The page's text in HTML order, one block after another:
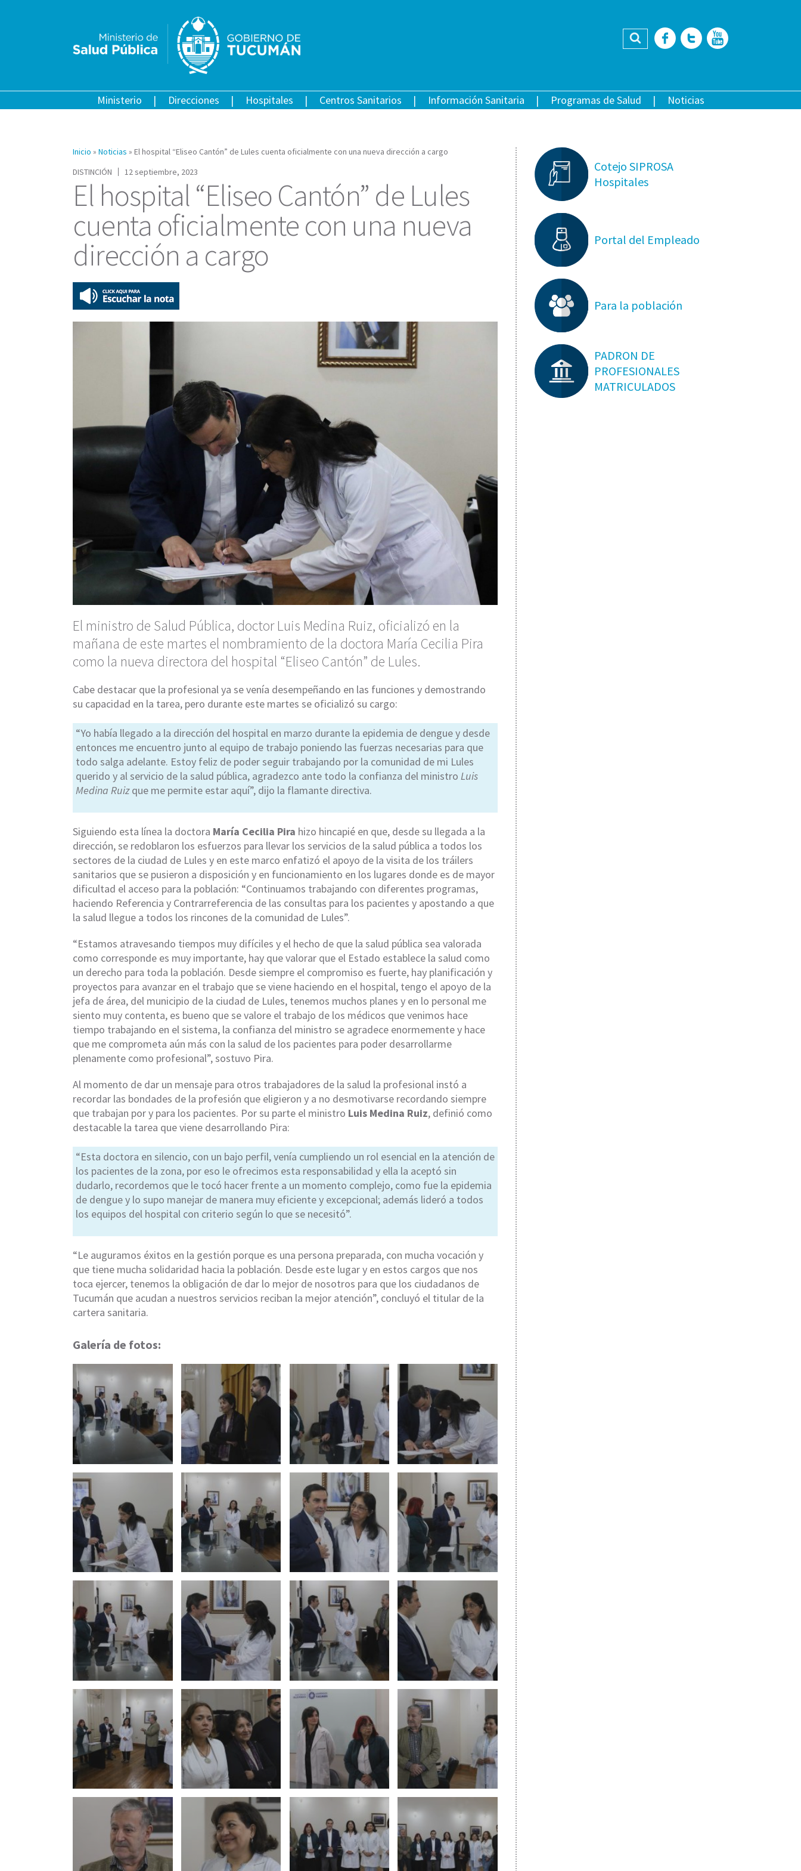
Buscar Facebook
Twitter
Ministerio Direcciones Hospitales Centros Sanitarios Información Sanitaria Programas de Salud Noticias
Inicio » Noticias » El hospital “Eliseo Cantón” de Lules cuenta oficialmente con una nueva dirección a cargo
DISTINCIÓN
12 septiembre, 2023
El hospital “Eliseo Cantón” de Lules
cuenta oficialmente con una nueva
dirección a cargo
El ministro de Salud Pública, doctor Luis Medina Ruiz, oficializó en la
mañana de este martes el nombramiento de la doctora María Cecilia Pira
como la nueva directora del hospital “Eliseo Cantón” de Lules.
Cabe destacar que la profesional ya se venía desempeñando en las funciones y demostrando
su capacidad en la tarea, pero durante este martes se oficializó su cargo:
“Yo había llegado a la dirección del hospital en marzo durante la epidemia de dengue y desde
entonces me encuentro junto al equipo de trabajo poniendo las fuerzas necesarias para que
todo salga adelante. Estoy feliz de poder seguir trabajando por la comunidad de mi Lules
querido y al servicio de la salud pública, agradezco ante todo la confianza del ministro Luis
Medina Ruizque me permite estar aquí”, dijo la flamante directiva.
Siguiendo esta línea la doctora María Cecilia Pira hizo hincapié en que, desde su llegada a la
dirección, se redoblaron los esfuerzos para llevar los servicios de la salud pública a todos los
sectores de la ciudad de Lules y en este marco enfatizó el apoyo de la visita de los tráilers
sanitarios que se pusieron a disposición y en funcionamiento en los lugares donde es de mayor
dificultad el acceso para la población: “Continuamos trabajando con diferentes programas,
haciendo Referencia y Contrarreferencia de las consultas para los pacientes y apostando a que
la salud llegue a todos los rincones de la comunidad de Lules”.
“Estamos atravesando tiempos muy difíciles y el hecho de que la salud pública sea valorada
como corresponde es muy importante, hay que valorar que el Estado establece la salud como
un derecho para toda la población. Desde siempre el compromiso es fuerte, hay planificación y
proyectos para avanzar en el trabajo que se viene haciendo en el hospital, tengo el apoyo de la
jefa de área, del municipio de la ciudad de Lules, tenemos muchos planes y en lo personal me
siento muy contenta, es bueno que se valore el trabajo de los médicos que venimos hace
tiempo trabajando en el sistema, la confianza del ministro se agradece enormemente y hace
que me comprometa aún más con la salud de los pacientes para poder desarrollarme
plenamente como profesional”, sostuvo Pira.
Al momento de dar un mensaje para otros trabajadores de la salud la profesional instó a
recordar las bondades de la profesión que eligieron y a no desmotivarse recordando siempre
que trabajan por y para los pacientes. Por su parte el ministro Luis Medina Ruiz, definió como
destacable la tarea que viene desarrollando Pira:
“Esta doctora en silencio, con un bajo perfil, venía cumpliendo un rol esencial en la atención de
los pacientes de la zona, por eso le ofrecimos esta responsabilidad y ella la aceptó sin
dudarlo, recordemos que le tocó hacer frente a un momento complejo, como fue la epidemia
de dengue y lo supo manejar de manera muy eficiente y excepcional; además lideró a todos
los equipos del hospital con criterio según lo que se necesitó”.
“Le auguramos éxitos en la gestión porque es una persona preparada, con mucha vocación y
que tiene mucha solidaridad hacia la población. Desde este lugar y en estos cargos que nos
toca ejercer, tenemos la obligación de dar lo mejor de nosotros para que los ciudadanos de
Tucumán que acudan a nuestros servicios reciban la mejor atención”, concluyó el titular de la
cartera sanitaria.
Galería de fotos:
Cotejo SIPROSA
Hospitales
Portal del Empleado
Para la población
PADRON DE
PROFESIONALES
MATRICULADOS